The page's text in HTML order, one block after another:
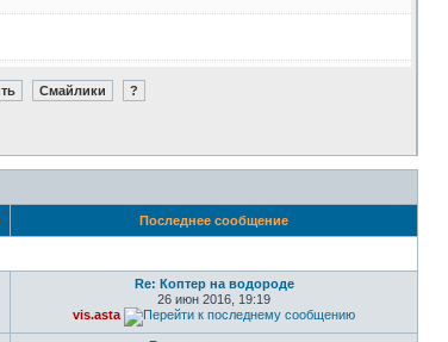
Последнее сообщение
Re: Коптер на водороде
26 июн 2016, 19:19
vis.asta